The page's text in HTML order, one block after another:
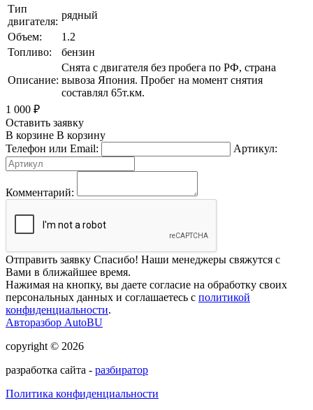
Тип
двигателя:
рядный
Объем:
1.2
Топливо:
бензин
Описание:
Снята с двигателя без пробега по РФ, страна
вывоза Япония. Пробег на момент снятия
составлял 65т.км.
1 000 ₽
Оставить заявку
В корзине В корзину
Телефон или Email:
Артикул:
Комментарий:
Отправить заявку Спасибо! Наши менеджеры свяжутся с
Вами в ближайшее время.
Нажимая на кнопку, вы даете согласие на обработку своих
персональных данных и соглашаетесь с политикой
конфиденциальности.
Авторазбор AutoBU
copyright © 2026
разработка сайта - разбиратор
Политика конфиденциальности